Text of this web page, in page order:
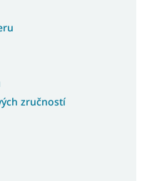
zručností